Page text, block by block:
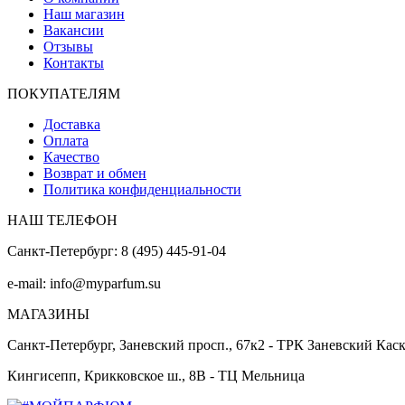
Наш магазин
Вакансии
Отзывы
Контакты
ПОКУПАТЕЛЯМ
Доставка
Оплата
Качество
Возврат и обмен
Политика конфиденциальности
НАШ ТЕЛЕФОН
Санкт-Петербург: 8 (495) 445-91-04
e-mail: info@myparfum.su
МАГАЗИНЫ
Санкт-Петербург, Заневский просп., 67к2 - ТРК Заневский
Кингисепп, Крикковское ш., 8В - ТЦ Мельница